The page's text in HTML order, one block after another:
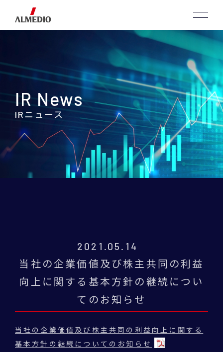
IR News
IRニュース
2021.05.14
当社の企業価値及び株主共同の利益
向上に関する基本方針の継続につい
てのお知らせ
当社の企業価値及び株主共同の利益向上に関する
基本方針の継続についてのお知らせ